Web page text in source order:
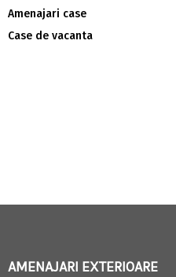
Amenajari case
Case de vacanta
AMENAJARI EXTERIOARE